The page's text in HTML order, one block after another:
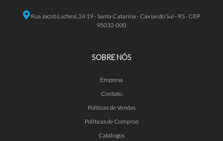
Rua Jacob Luchesi, 2419 - Santa Catarina - Caxias do Sul - RS - CEP
95032-000
SOBRE NÓS
Empresa
Contato
Políticas de Vendas
Políticas de Compras
Catálogos